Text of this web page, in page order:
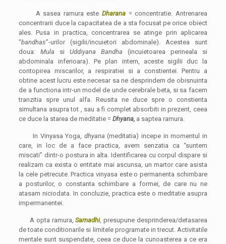
A sasea ramura este Dharana = concentratie. Antrenarea
concentrarii duce la capacitatea de a sta focusat pe orice obiect
ales. Pusa in practica, concentrarea se atinge prin aplicarea
“bandhas”-urilor (sigilii/incuietori abdominale). Acestea sunt
doua:Mula siUddiyana Bandha (incuietoarea perineala si
abdominala inferioara). Pe plan intern, aceste sigilii duc la
contopirea miscarilor, a respiratiei si a constientei. Pentru a
obtine acest lucru este necesar sa ne desprindem de obisnuinta
de a functiona intr-un model de unde cerebrale beta, si sa facem
tranzitia spre unul alfa. Reusita ne duce spre o constienta
simultana asupra tot , sau a fi complet absorbiti in prezent, ceea
ce duce la starea de meditatie =Dhyana, a saptea ramura.
In Vinyasa Yoga, dhyana (meditatia) incepe in momentul in
care, in loc de a face practica, avem senzatia ca “suntem
miscati” dintr-o postura in alta. Identificarea cu corpul dispare si
realizam ca exista o entitate mai ascunsa, un martor care asista
la cele petrecute. Practica vinyasa este o permanenta schimbare
a posturilor, o constanta schimbare a formei, de care nu ne
atasam niciodata. In concluzie, practica este o meditatie asupra
impermanentei.
A opta ramura,Samadhi, presupune desprinderea/detasarea
de toate conditionarile si limitele programate in trecut. Activitatile
mentale sunt suspendate, ceea ce duce la cunoasterea a ce era